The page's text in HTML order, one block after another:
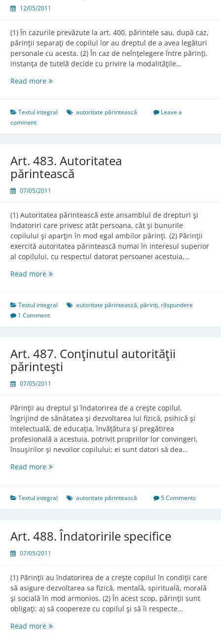
12/05/2011
(1) În cazurile prevăzute la art. 400, părintele sau, după caz,
părinţii separaţi de copilul lor au dreptul de a avea legături
personale cu acesta. (2) În caz de neînţelegere între părinţi,
instanţa de tutelă decide cu privire la modalităţile…
Read moreArt.
părintelui
de
Textul integral autoritate părintească
Leave a
comment
Art. 483. Autoritatea
părintească
07/05/2011
(1) Autoritatea părintească este ansamblul de drepturi şi
îndatoriri care privesc atât persoana, cât şi bunurile
copilului şi aparţin în mod egal ambilor părinţi. (2) Părinţii
exercită autoritatea părintească numai în interesul superior
al copilului, cu respectul datorat persoanei acestuia,…
Read moreArt.
părintească
Textul integral autoritate părintească, părinți, răspundere
1 Comment
Art. 487. Conţinutul autorităţii
părinteşti
07/05/2011
Părinţii au dreptul şi îndatorirea de a creşte copilul,
îngrijind de sănătatea şi dezvoltarea lui fizică, psihică şi
intelectuală, de educaţia, învăţătura şi pregătirea
profesională a acestuia, potrivit propriilor lor convingeri,
însuşirilor şi nevoilor copilului; ei sunt datori să dea…
Read moreArt.
autorităţii
părinteşti
Textul integral autoritate părintească 5 Comments
Art. 488. Îndatoririle specifice
07/05/2011
(1) Părinţii au îndatorirea de a creşte copilul în condiţii care
să asigure dezvoltarea sa fizică, mentală, spirituală, morală
şi socială în mod armonios. (2) În acest scop, părinţii sunt
obligaţi: a) să coopereze cu copilul şi să îi respecte…
Read moreArt.